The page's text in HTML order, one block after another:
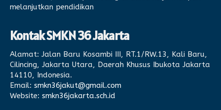
melanjutkan pendidikan
Kontak SMKN 36 Jakarta
Alamat: Jalan Baru Kosambi III, RT.1/RW.13, Kali Baru,
Cilincing, Jakarta Utara, Daerah Khusus Ibukota Jakarta
14110, Indonesia.
Email: smkn36jakut@gmail.com
Website: smkn36jakarta.sch.id